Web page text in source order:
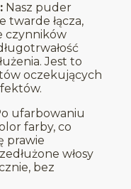
Nasz puder
twarde łącza,
czynników
Jest to
oczekujących
ufarbowaniu
farby, co
prawie
włosy
bez